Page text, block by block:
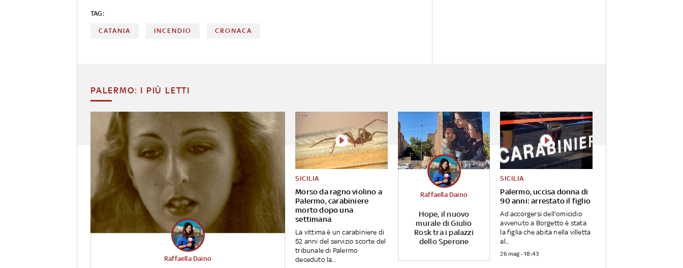
TAG:
CATANIA INCENDIO CRONACA
PALERMO: I PIÙ LETTI
Raffaella Daino
Morso da ragno violino a
Palermo, carabiniere
morto dopo una
settimana
SICILIA
La vittima è un carabiniere di
52 anni del servizio scorte del
tribunale di Palermo
deceduto la...
Hope, il nuovo
murale di Giulio
Rosk tra i palazzi
dello Sperone
Raffaella Daino
Palermo, uccisa donna di
90 anni: arrestato il figlio
SICILIA
Ad accorgersi dell'omicidio
avvenuto a Borgetto è stata
la figlia che abita nella villetta
al...
26 mag - 18:43